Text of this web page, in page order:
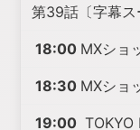
第39話〔字幕ス
18:00 MXショ
18:30 MXショ
19:00 TOKYO